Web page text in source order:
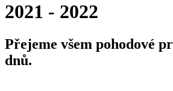
2021 - 2022
Přejeme všem pohodové
dnů.